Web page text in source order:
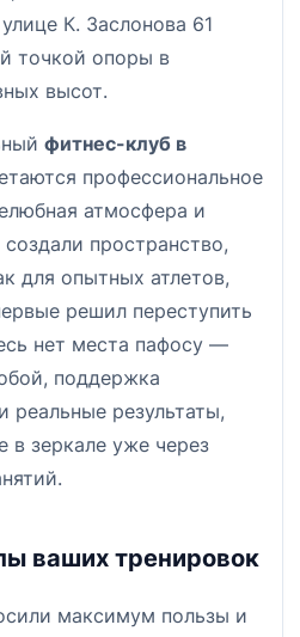
К. Заслонова 61
точкой опоры в
высот.
фитнес-клуб в
профессиональное
атмосфера и
пространство,
для опытных атлетов,
решил переступить
нет места пафосу —
поддержка
результаты,
в зеркале уже через
ваших тренировок
максимум пользы и